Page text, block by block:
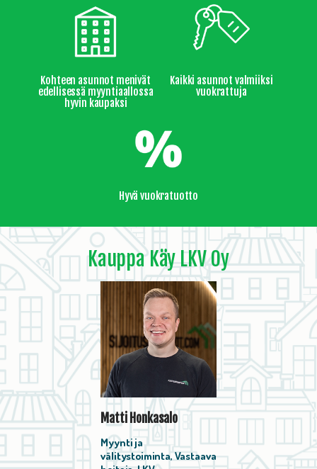
Kohteen asunnot menivät
edellisessä myyntiaallossa
hyvin kaupaksi
Kaikki asunnot valmiiksi
vuokrattuja
Hyvä vuokratuotto
Kauppa Käy LKV Oy
Matti Honkasalo
Myynti ja
välitystoiminta, Vastaava